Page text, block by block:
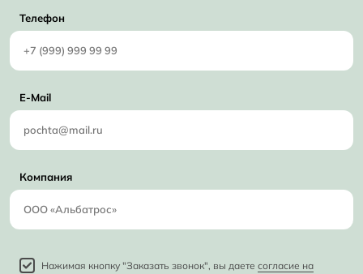
Телефон
E-Mail
Компания
Нажимая кнопку "Заказать звонок", вы даете согласие на